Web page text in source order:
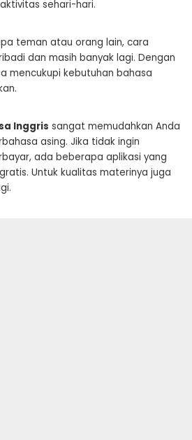
sehari-hari.
teman atau orang lain, cara
dan masih banyak lagi. Dengan
mencukupi kebutuhan bahasa
Inggris sangat memudahkan Anda
asing. Jika tidak ingin
ada beberapa aplikasi yang
Untuk kualitas materinya juga